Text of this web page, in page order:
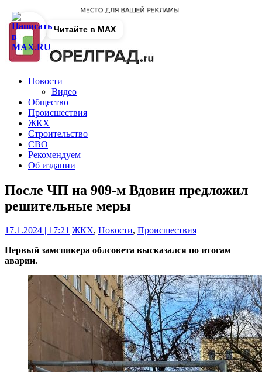
Новости
Видео
Общество
Происшествия
ЖКХ
Строительство
СВО
Рекомендуем
Об издании
После ЧП на 909-м Вдовин предложил
решительные меры
17.1.2024 | 17:21 ЖКХ, Новости, Происшествия
Первый замспикера облсовета высказался по итогам
аварии.
Читайте в MAX